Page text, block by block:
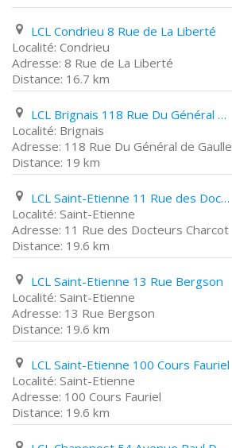
LCL Condrieu 8 Rue de La Liberté
Condrieu
8 Rue de La Liberté
16.7 km
LCL Brignais 118 Rue Du Général de Gaulle
Brignais
118 Rue Du Général de Gaulle
19 km
LCL Saint-Etienne 11 Rue des Docteurs Charcot
Saint-Etienne
11 Rue des Docteurs Charcot
19.6 km
LCL Saint-Etienne 13 Rue Bergson
Saint-Etienne
13 Rue Bergson
19.6 km
LCL Saint-Etienne 100 Cours Fauriel
Saint-Etienne
100 Cours Fauriel
19.6 km